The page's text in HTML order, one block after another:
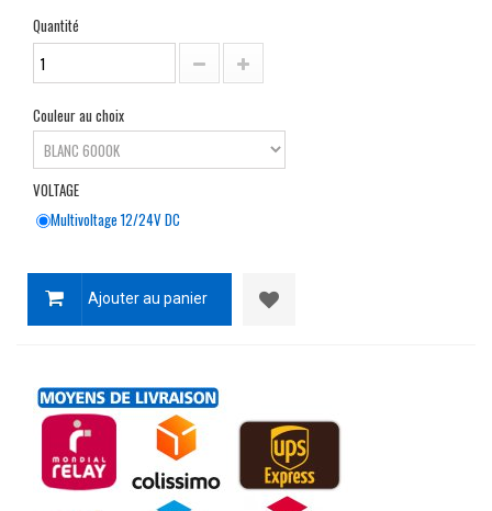
Quantité
Couleur au choix
VOLTAGE
Multivoltage 12/24V DC
Ajouter au panier